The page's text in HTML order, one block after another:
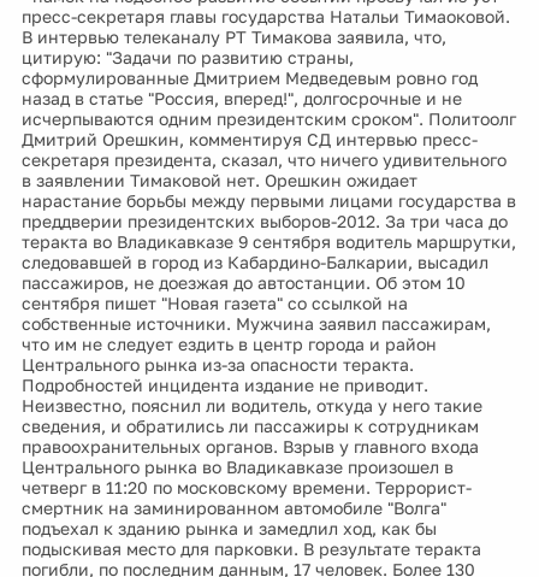
пресс-секретаря главы государства Натальи Тимаоковой.
В интервью телеканалу РТ Тимакова заявила, что,
цитирую: "Задачи по развитию страны,
сформулированные Дмитрием Медведевым ровно год
назад в статье "Россия, вперед!", долгосрочные и не
исчерпываются одним президентским сроком". Политоолг
Дмитрий Орешкин, комментируя СД интервью пресс-
секретаря президента, сказал, что ничего удивительного
в заявлении Тимаковой нет. Орешкин ожидает
нарастание борьбы между первыми лицами государства в
преддверии президентских выборов-2012. За три часа до
теракта во Владикавказе 9 сентября водитель маршрутки,
следовавшей в город из Кабардино-Балкарии, высадил
пассажиров, не доезжая до автостанции. Об этом 10
сентября пишет "Новая газета" со ссылкой на
собственные источники. Мужчина заявил пассажирам,
что им не следует ездить в центр города и район
Центрального рынка из-за опасности теракта.
Подробностей инцидента издание не приводит.
Неизвестно, пояснил ли водитель, откуда у него такие
сведения, и обратились ли пассажиры к сотрудникам
правоохранительных органов. Взрыв у главного входа
Центрального рынка во Владикавказе произошел в
четверг в 11:20 по московскому времени. Террорист-
смертник на заминированном автомобиле "Волга"
подъехал к зданию рынка и замедлил ход, как бы
подыскивая место для парковки. В результате теракта
погибли, по последним данным, 17 человек. Более 130